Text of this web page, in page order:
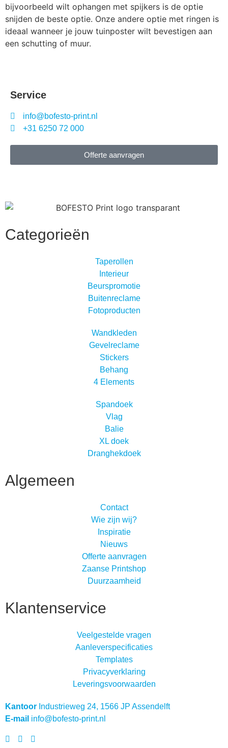
bijvoorbeeld wilt ophangen met spijkers is de optie
snijden de beste optie. Onze andere optie met ringen is
ideaal wanneer je jouw tuinposter wilt bevestigen aan
een schutting of muur.
Service
info@bofesto-print.nl
+31 6250 72 000
Offerte aanvragen
Categorieën
Taperollen
Interieur
Beurspromotie
Buitenreclame
Fotoproducten
Wandkleden
Gevelreclame
Stickers
Behang
4 Elements
Spandoek
Vlag
Balie
XL doek
Dranghekdoek
Algemeen
Contact
Wie zijn wij?
Inspiratie
Nieuws
Offerte aanvragen
Zaanse Printshop
Duurzaamheid
Klantenservice
Veelgestelde vragen
Aanleverspecificaties
Templates
Privacyverklaring
Leveringsvoorwaarden
Kantoor Industrieweg 24, 1566 JP Assendelft
E-mail info@bofesto-print.nl